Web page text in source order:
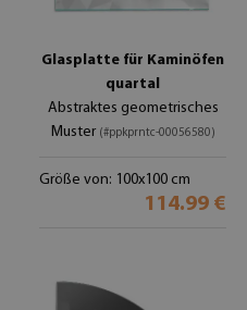
Glasplatte für Kaminöfen
quartal
Abstraktes geometrisches
Muster (#ppkprntc-00056580)
Größe von: 100x100 cm
114.99 €